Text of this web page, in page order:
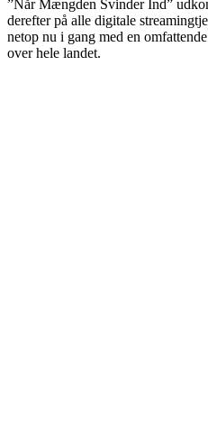
”Når Mængden Svinder Ind”
derefter på alle digitale
netop nu i gang med en
over hele landet.